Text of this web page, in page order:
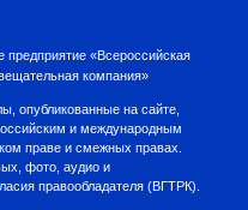
предприятие «Всероссийская
компания»
опубликованные на сайте,
и международным
праве и смежных правах.
фото, аудио и
правообладателя (ВГТРК).